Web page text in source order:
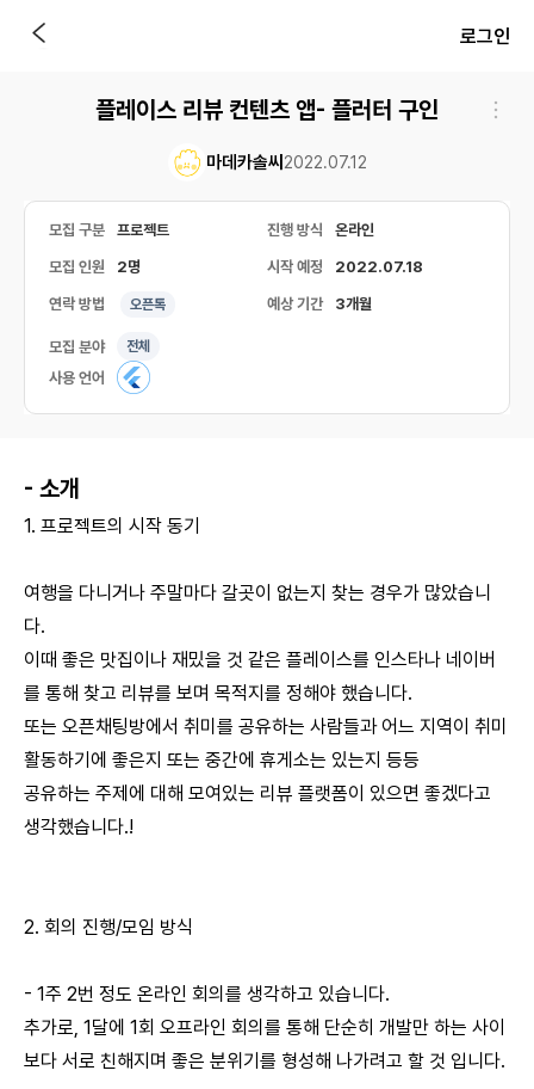
로그인
플레이스 리뷰 컨텐츠 앱- 플러터 구인
마데카솔씨 2022.07.12
모집 구분 프로젝트 진행 방식 온라인
모집 인원 2명 시작 예정 2022.07.18
연락 방법 오픈톡 예상 기간 3개월
모집 분야 전체
사용 언어
- 소개
1. 프로젝트의 시작 동기
여행을 다니거나 주말마다 갈곳이 없는지 찾는 경우가 많았습니
다.
이때 좋은 맛집이나 재밌을 것 같은 플레이스를 인스타나 네이버
를 통해 찾고 리뷰를 보며 목적지를 정해야 했습니다.
또는 오픈채팅방에서 취미를 공유하는 사람들과 어느 지역이 취미
활동하기에 좋은지 또는 중간에 휴게소는 있는지 등등
공유하는 주제에 대해 모여있는 리뷰 플랫폼이 있으면 좋겠다고
생각했습니다.!
2. 회의 진행/모임 방식
- 1주 2번 정도 온라인 회의를 생각하고 있습니다.
추가로, 1달에 1회 오프라인 회의를 통해 단순히 개발만 하는 사이
보다 서로 친해지며 좋은 분위기를 형성해 나가려고 할 것 입니다.